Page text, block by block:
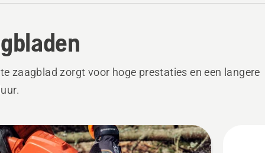
zaagblad zorgt voor hoge prestaties en een langere